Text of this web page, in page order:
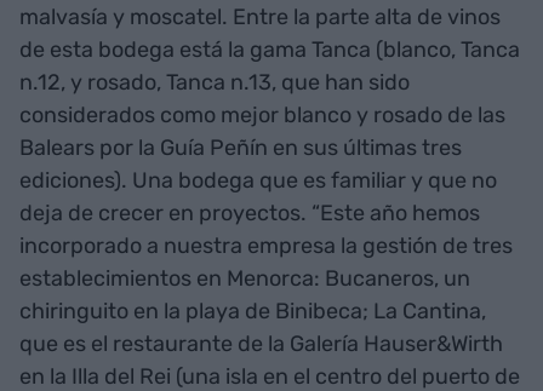
malvasía y moscatel. Entre la parte alta de vinos
de esta bodega está la gama Tanca (blanco, Tanca
n.12, y rosado, Tanca n.13, que han sido
considerados como mejor blanco y rosado de las
Balears por la Guía Peñín en sus últimas tres
ediciones). Una bodega que es familiar y que no
deja de crecer en proyectos. “Este año hemos
incorporado a nuestra empresa la gestión de tres
establecimientos en Menorca: Bucaneros, un
chiringuito en la playa de Binibeca; La Cantina,
que es el restaurante de la Galería Hauser&Wirth
en la Illa del Rei (una isla en el centro del puerto de